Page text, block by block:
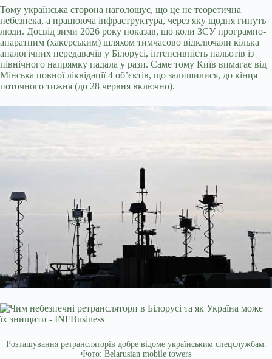
Тому українська сторона наголошує, що це не теоретична
небезпека, а працююча інфраструктура, через яку щодня гинуть
люди. Досвід зими 2026 року показав, що коли ЗСУ програмно-
апаратним (хакерським) шляхом тимчасово відключали кілька
аналогічних передавачів у Білорусі, інтенсивність нальотів із
північного напрямку падала у рази. Саме тому Київ вимагає від
Мінська повної ліквідації 4 об’єктів, що залишилися, до кінця
поточного тижня (до 28 червня включно).
Розташування ретрансляторів добре відоме українським спецслужбам.
Фото: Belarusian mobile towers